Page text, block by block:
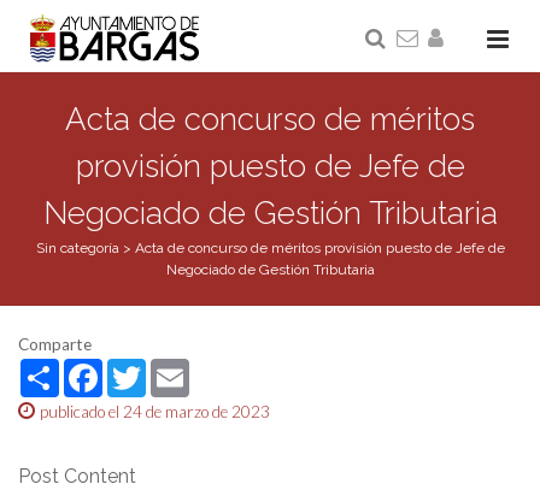
Acta de concurso de méritos
provisión puesto de Jefe de
Negociado de Gestión Tributaria
Sin categoría> Acta de concurso de méritos provisión puesto de Jefe de
Negociado de Gestión Tributaria
Comparte
ShareFacebook
Twitter
publicado el 24 de marzo de 2023
Post Content